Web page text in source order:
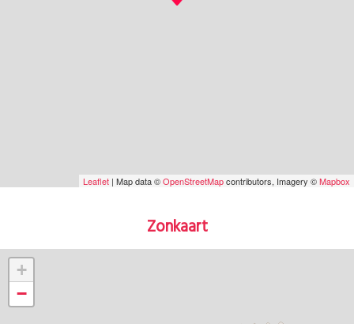
Leaflet | Map data ©OpenStreetMapcontributors, Imagery ©Mapbox
Zonkaart
+
−